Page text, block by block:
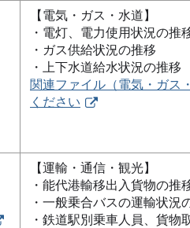
【電気・ガス・水道】
・電灯、電力使用状況の推
・ガス供給状況の推移
・上下水道給水状況の推
関連ファイル（電気・ガス
ください
【運輸・通信・観光】
・能代港輸移出入貨物の推
・一般乗合バスの運輸状況
・鉄道駅別乗車人員、貨物